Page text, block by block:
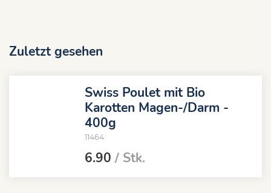
Zuletzt gesehen
Swiss Poulet mit Bio
Karotten Magen-/Darm -
400g
11464
6.90 / Stk.